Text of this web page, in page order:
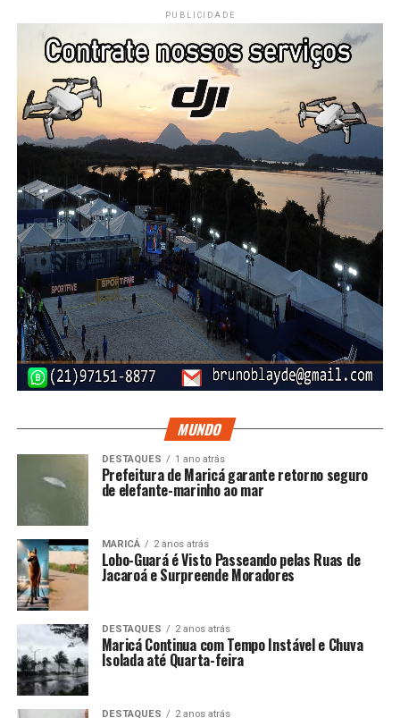
PUBLICIDADE
MUNDO
DESTAQUES 1 ano atrás
Prefeitura de Maricá garante retorno seguro
de elefante-marinho ao mar
MARICÁ 2 anos atrás
Lobo-Guará é Visto Passeando pelas Ruas de
Jacaroá e Surpreende Moradores
DESTAQUES 2 anos atrás
Maricá Continua com Tempo Instável e Chuva
Isolada até Quarta-feira
DESTAQUES 2 anos atrás